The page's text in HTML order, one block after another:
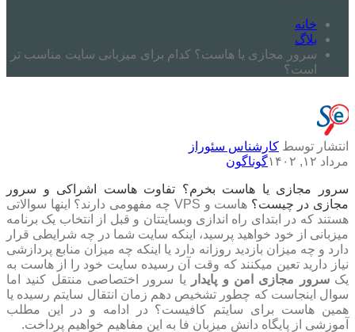
خانه
بلاگ
سرور مجازی یا هاست؟ کدام برای میزبانی سایت مناسب تر
است؟
انتشار توسط کارشناس سئوراز
مرداد ۱۲, ۱۴۰۲
گوناگون
سرور مجازی یا هاست بخرم؟ تفاوت هاست اشراکی و سرور
مجازی در چیست؟
هاست و VPS چه مفهومی دارند؟ اینها سوالاتی
هستند که در ابتدای راه اندازی وبسایتتان و قبل از انتخاب یک برنامه
میزبانی از خود خواهید پرسید، اینکه سایت شما در چه شرایطی قرار
دارد و چه میزان بازدید روزانه دارد یا اینکه چه میزان منابع پردازشی
نیاز دارید تعین میکنند که وقت آن رسیده سایت خود را از هاست به
یکسرور مجازی امن و پایدار یا سرور اختصاصی منتقل کنید اما
سوال اینجاست که چطور تشخیص دهم زمان انتقال سایتم رسیده یا
همین هاست برای سایتم کافیست؟ در ادامه و در این مطلب
آموزشی از پایگاه دانش میزبان فا به این مفاهیم خواهیم پرداخت.